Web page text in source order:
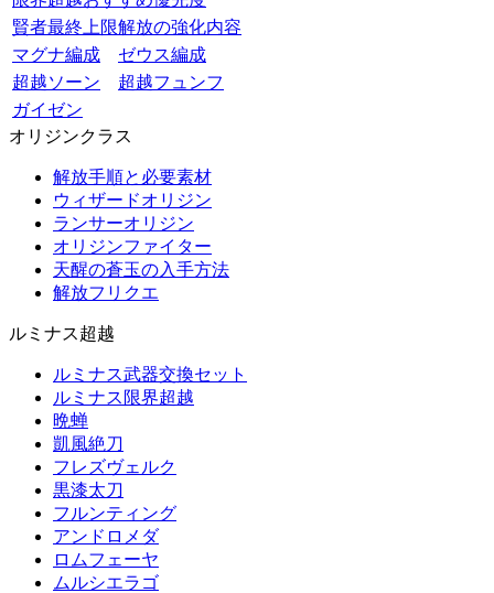
賢者最終上限解放の強化内容
マグナ編成
ゼウス編成
超越ソーン
超越フュンフ
ガイゼン
オリジンクラス
解放手順と必要素材
ウィザードオリジン
ランサーオリジン
オリジンファイター
天醒の蒼玉の入手方法
解放フリクエ
ルミナス超越
ルミナス武器交換セット
ルミナス限界超越
晩蝉
凱風絶刀
フレズヴェルク
黒漆太刀
フルンティング
アンドロメダ
ロムフェーヤ
ムルシエラゴ